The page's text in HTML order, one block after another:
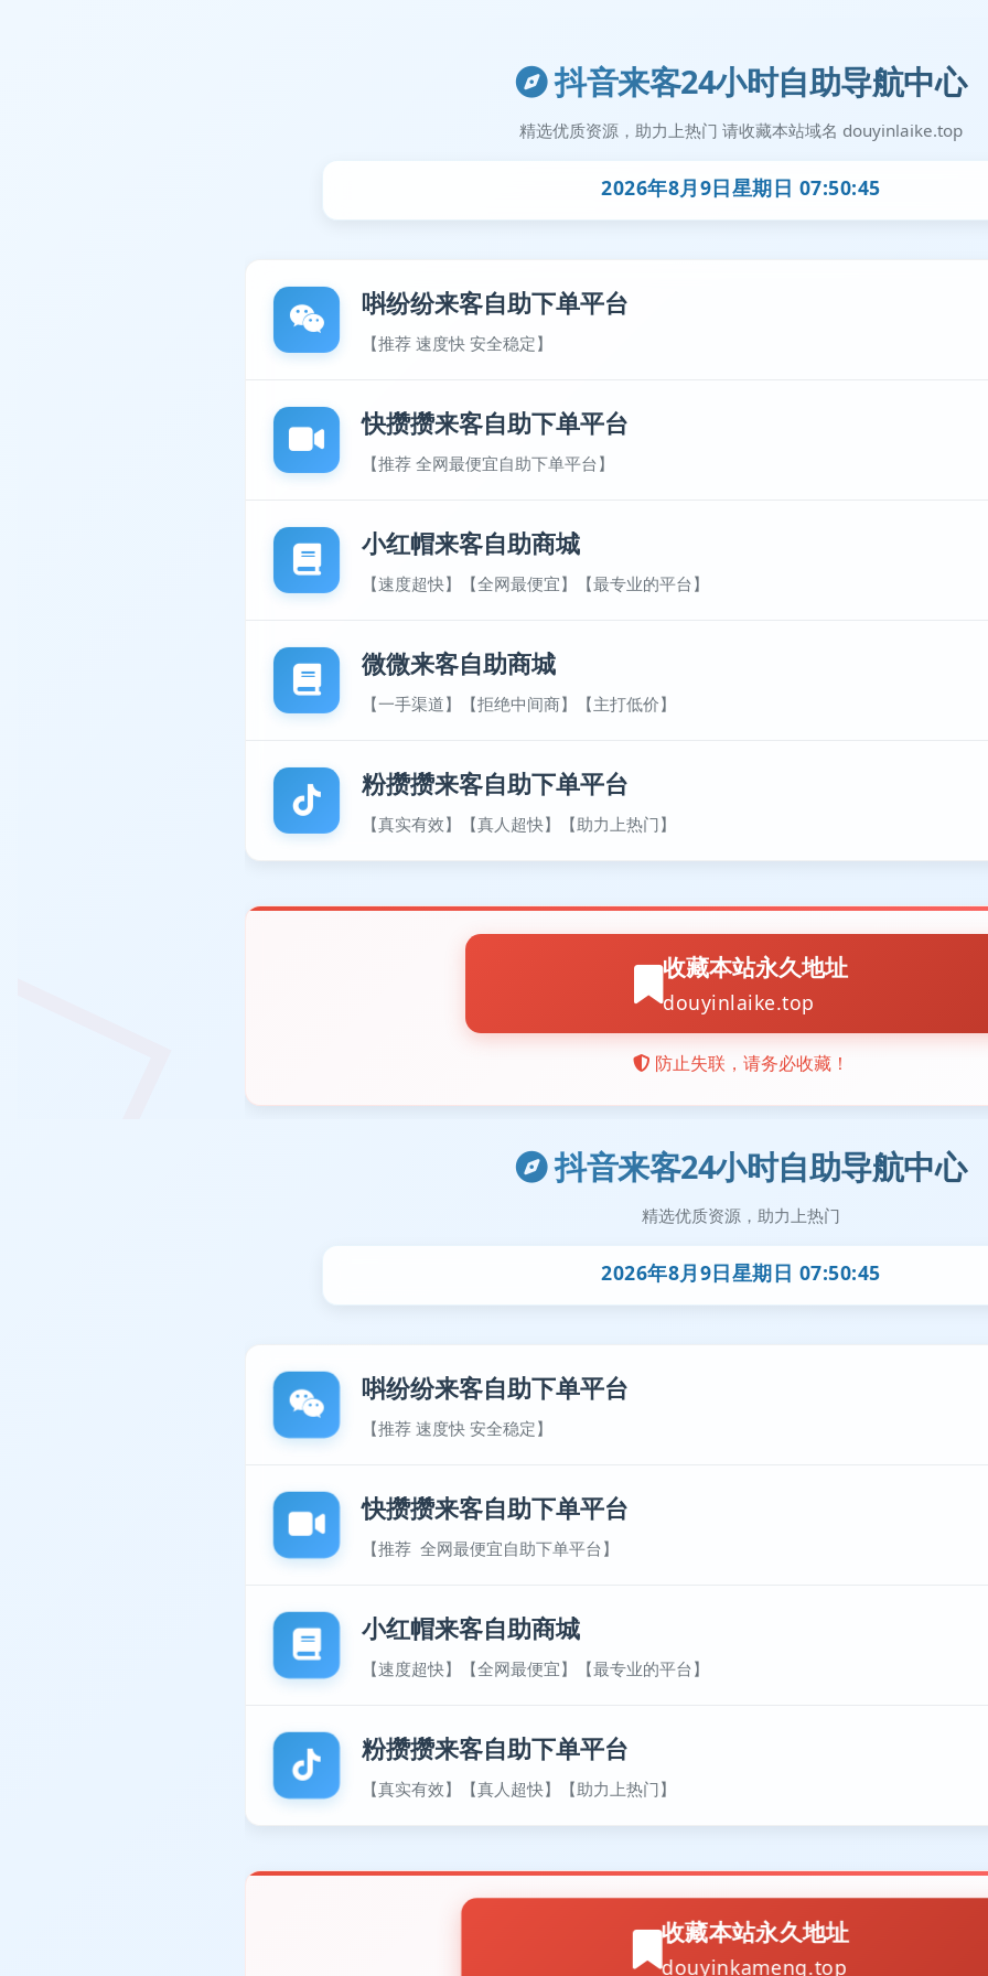
抖音来客24小时自助导航中心
精选优质资源，助力上热门
2026年8月9日星期日 07:50:45
唞纷纷来客自助下单平台
【推荐 速度快 安全稳定】
快攒攒来客自助下单平台
【推荐 全网最便宜自助下单平台】
小红帽来客自助商城
【速度超快】【全网最便宜】【最专业的平台】
粉攒攒来客自助下单平台
【真实有效】【真人超快】【助力上热门】
收藏本站永久地址
douyinkameng.top